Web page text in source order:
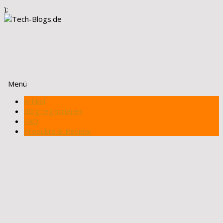
);
Menü
Zum
Inhalt
springen
Artikel
Blog registrieren
FAQ
Produkte & Review